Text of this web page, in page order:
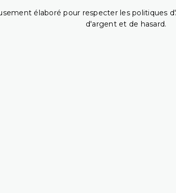
élaboré pour respecter les politiques
d'argent et de hasard.